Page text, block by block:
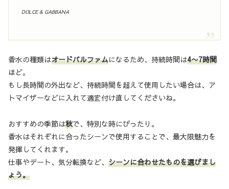
DOLCE & GABBANA
香水の種類はオードパルファムになるため、持続時間は4〜7時間
ほど。
もし長時間の外出など、持続時間を超えて使用したい場合は、ア
トマイザーなどに入れて適宜付け直してくださいね。
おすすめの季節は秋で、特別な時にぴったり。
香水はそれぞれに合ったシーンで使用することで、最大限魅力を
発揮してくれます。
仕事やデート、気分転換など、 シーンに合わせたものを選びまし
ょう。